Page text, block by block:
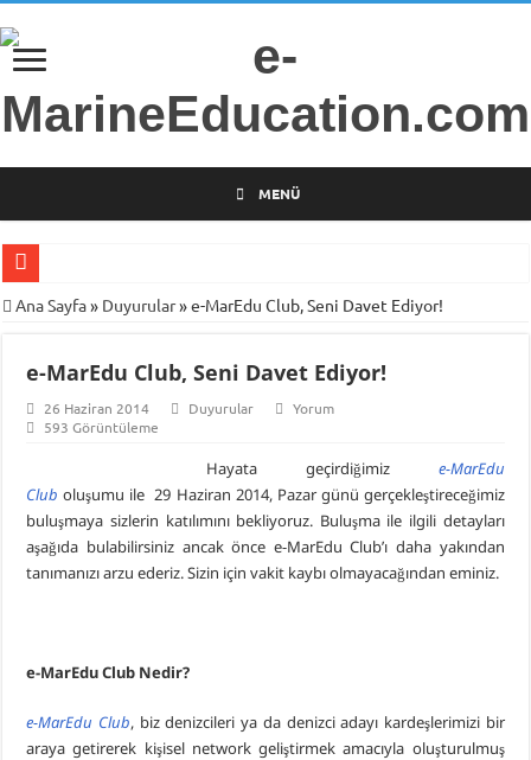
MENÜ
Gemi Radarları Üzerine Bilimsel Araştırma
Piri Reis Üniversitesi’nden Arsa Satışı
İTÜ Mesleki ve Teknik Anadolu Lisesi Öğrencilerini Geleceğin
MINE-EMI Projesi ile Ortak Yüksek Lisans Programı Geliştirme Çalışmaları
Armona Denizcilik İşletme Müdürü Kapt. Semih Falay Vefat Etti
Piri Reis Üniversitesi’nin Karadeniz Ülkeleri için “Ortak Yüksek Lisans
Ana Sayfa» Duyurular»e-MarEdu Club, Seni Davet Ediyor!
e-MarEdu Club, Seni Davet Ediyor!
26 Haziran 2014 Duyurular
Yorum
593 Görüntüleme
Hayata geçirdiğimiz e-MarEdu
Club oluşumu ile 29 Haziran 2014, Pazar günü gerçekleştireceğimiz
buluşmaya sizlerin katılımını bekliyoruz. Buluşma ile ilgili detayları
aşağıda bulabilirsiniz ancak önce e-MarEdu Club’ı daha yakından
tanımanızı arzu ederiz. Sizin için vakit kaybı olmayacağından eminiz.
e-MarEdu Club Nedir?
e-MarEdu Club, biz denizcileri ya da denizci adayı kardeşlerimizi bir
araya getirerek kişisel network geliştirmek amacıyla oluşturulmuş